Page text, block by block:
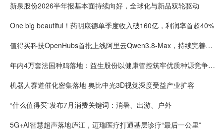
新泉股份2026半年报基本面持续向好，全球化与新品双轮驱动
One big beautiful！药明康德单季度收入破160亿，利润率首超40%
值得买科技OpenHubs首批上线阿里云Qwen3.8-Max，持续完善企业多模型服务
年内4万套法国种鸡落地：益生股份以健康管控筑牢优质种源竞争壁垒
机器人赛道催化密集落地 奥比中光3D视觉深度受益产业扩容
“什么值得买”发布7月消费关键词：消暑、出游、户外
5G+AI智慧超声落地庐江，迈瑞医疗打通基层诊疗“最后一公里”